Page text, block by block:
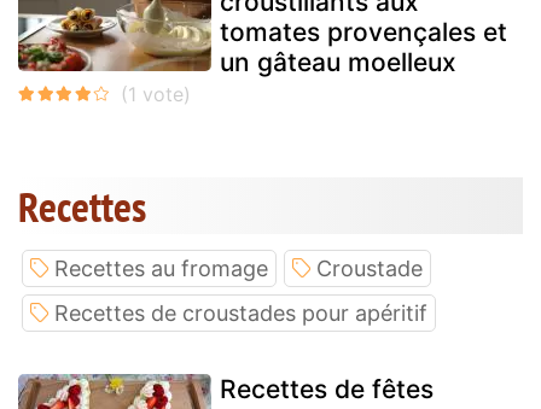
tomates provençales et
un gâteau moelleux
Recettes
Recettes au fromage
Croustade
Recettes de croustades pour apéritif
Recettes de fêtes